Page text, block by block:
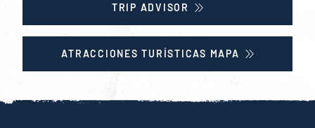
TRIP ADVISOR
ATRACCIONES TURÍSTICAS MAPA